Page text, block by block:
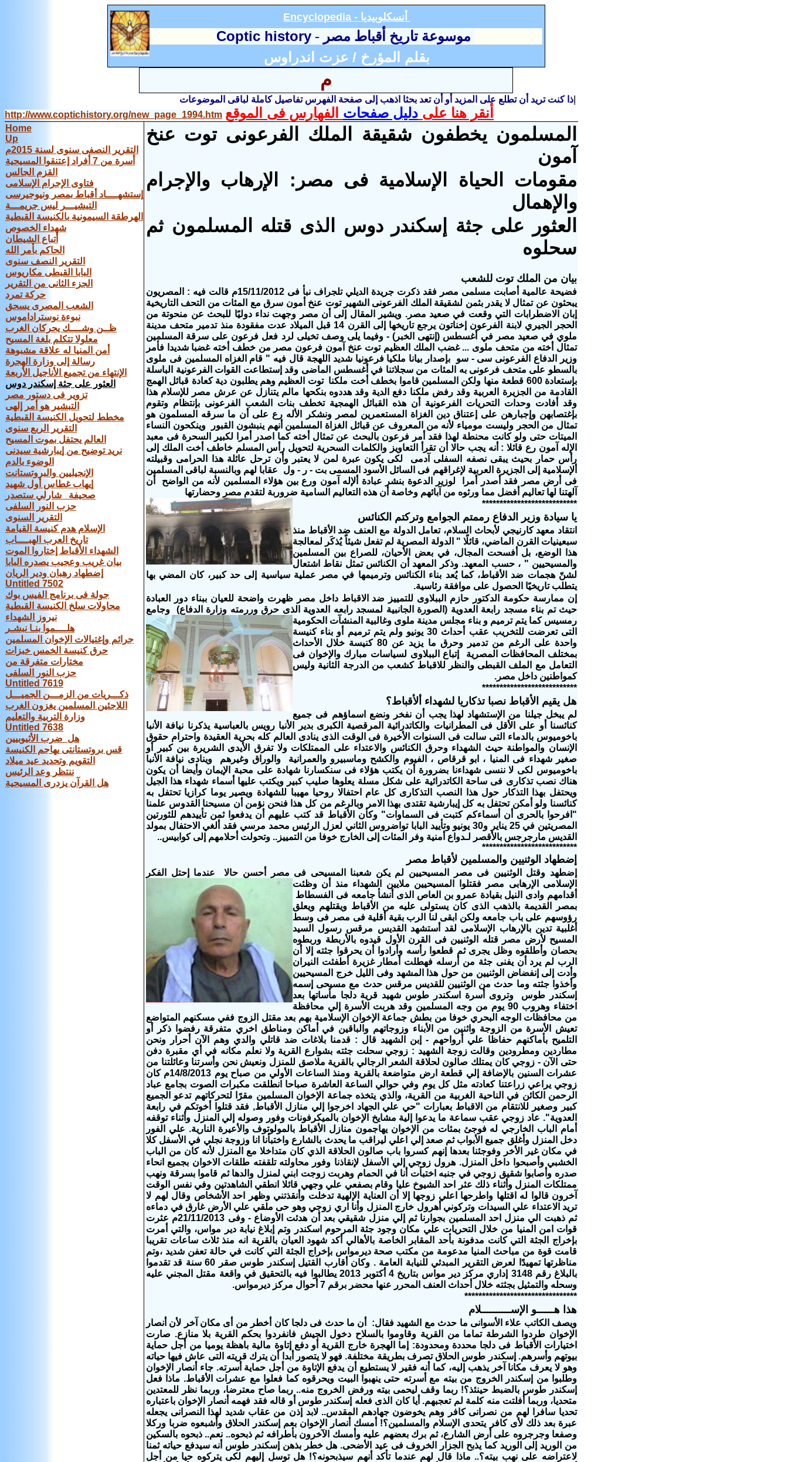
Encyclopedia - أنسكلوبيديا
موسوعة تاريخ أقباط مصر-
Coptic history
بقلم المؤرخ / عزت اندراوس
م
ذا كنت تريد أن تطلع على المزيد أو أن تعد بحثا اذهب إلى صفحة الفهرس تفاصيل كاملة لباقى الموضوعات
أنقر هنا على دليل صفحات الفهارس فى الموقع http://www.coptichistory.org/new_page_1994.htm
Home
Up
التقرير النصفى سنوى لسنة 2015م
أسرة من 7 أفراد إعتنقوا المسيحية
القزم الجالس
فتاوى الإجرام الإسلامى
إستشهــــاد أقباط بمصر ونيوجيرسى
التبشيـــر ليس جريمـــة
الهرطقة السيمونية بالكنيسة القبطية
شهداء الخصوص
أتباع الشيطان
الحاكم بأمر الله
التقرير النصف سنوى
البابا القبطى مكاريوس
الجزء الثانى من التقرير
حركة تمرد
الشعب المصرى يسحق
نبوءة نوستراداموس
ظــن وشــــك يحركان الغرب
معلولا تتكلم بلغة المسيح
أمن المنيا له علاقة مشبوهة
رسالة إلى وزارة الهجرة
الإنتهاء من تجميع الأناجيل الأربعة
العثور على جثة إسكندر دوس
تزوير فى دستور مصر
التبشير هو أمر إلهى
مخطط لتحويل الكنيسة القبطية
التقرير الربع سنوى
العالم يحتفل بموت المسيح
نريد توضيح من إيبارشية سيدنى
الوضوء بالدم
الإنجيليين والبروتستانت
إيهاب غطاس أول شهيد
صحيفة ‫ شارلي ستصدر
حزب النور السلفى
التقرير السنوى
الإسلام هدم كنيسة القيامة
تاريخ العرب الهبــــاب
الشهداء الأقباط إختاروا الموت
بيان غريب وعجيب يصدره البابا
إضطهاد رهبان ودير الريان
Untitled 7502
جولة فى برنامج الفيس بوك
محاولات سلخ الكنيسة القبطية
نيروز الشهداء
هلــــموا بنـا نبشـر
جرائم وإغتيالات الإخوان المسلمين
حرق كنيسة الخمس خبزات
مختارات متفرقة من
حزب النور السلفى
Untitled 7619
ذكـــريات من الزمـــن الجميـــل
اللاجئين المسلمين يغزون الغرب
وزارة التربية والتعليم
Untitled 7638
هل ضرب الأثيوبيين
قس بروتستانتى يهاجم الكنيسة
التقويم وتحديد عيد ميلاد
ننتظر وعد الرئيس
هل القرآن يزدرى المسيحية
المسلمون يخطفون شقيقة الملك الفرعونى توت عنخ
آمون
مقومات الحياة الإسلامية فى مصر: الإرهاب والإجرام
والإهمال
العثور على جثة إسكندر دوس الذى قتله المسلمون ثم
سحلوه
بيان من الملك توت للشعب
فضيحة عالمية أصابت مسلمى مصر فقد ذكرت جريدة
الديلي تلجراف نبأ فى 15/11/2012م قالت فيه : المصريون
يبحثون عن تمثال لا يقدر بثمن لشقيقة الملك الفرعونى الشهير توت عنخ أمون سرق مع المئات من التحف التاريخية
إبان الاضطرابات التي وقعت في صعيد مصر. ويشير المقال إلى أن مصر وجهت نداء دوليًا للبحث عن منحوتة من
الحجر الجيري لابنة الفرعون إخناتون يرجع تاريخها إلى القرن 14 قبل الميلاد عدت مفقودة منذ تدمير متحف مدينة
ملوي في صعيد مصر في أغسطس (إنتهى الخبر) - وفيما يلى وصف تخيلى لرد فعل فرعون على سرقة المسلمين
تمثال أخته من متحف ملوى ... غضب الملك العظيم توت عنخ آمون فرعون مصر من خطف أخته غضبا شديدا فأمر
وزير الدفاع الفرعونى سى - سو بإصدار بيانا ملكيا فرعونيا شديد اللهجة قال فيه " قام الغزاه المسلمين فى ملوى
بالسطو على متحف فرعونى به المئات من سجلاتنا في أغسطس الماضى وقد إستطاعت القوات الفرعونية الباسلة
بإستعادة 600 قطعة منها ولكن المسلمين قاموا بخطف أخت ملكنا توت العظيم وهم يطلبون دية كعادة قبائل الهمج
القادمة من الجزيرة العربية وقد رفض ملكنا دفع الدية وقد هددوه بنكحها مالم يتنازل عن عرش مصر للإسلام هذا
وقد أفادت وحدات التحريات الفرعونية أن هذه القبائل الهمجية تخطف بنات الشعب الفرعونى بإنتظام وتقوم
بإغتصابهن وإجبارهن على إعتناق دين الغزاة المستعمرين لمصر ونشكر الأله رع على أن ما سرقه المسلمون هو
تمثال من الحجر وليست مومياء لأنه من المعروف عن قبائل الغزاة المسلمين أنهم ينبشون القبور وينكحون النساء
الميتات حتى ولو كانت محنطة لهذا فقد أمر فرعون بالبحث عن تمثال أخته كما اصدر أمرا لكبير السحرة فى معبد
الإله آمون رع قائلا : أنه يجب حالا أن تقرأ التعاويز والكلمات السحرية لتحويل رأس المسلم خاطف أخت الملك إلى
رأس حمار بحيث يبقى نصفه السفلى آدمى لكى يكون عبرة لمن لا يعتبر وأن ترحل عائلة هذا الحرامى وقبيلته
ألإسلامية إلى الجزيرة العربية لإغراقهم فى السائل الأسود المسمى بت - ر - ول عقابا لهم وبالنسبة لباقى المسلمين
فى أرض مصر فقد أصدر أمرا لوزير الدعوة بنشر عبادة ألإله آمون ورع بين هؤلاء المسلمين لأنه من الواضح أن
آلهتنا لها تعاليم أفضل مما ورثوه من آبائهم وخاصة أن هذه التعاليم السامية ضروربة لتقدم مصر وحضارتها
***************************
يا سيادة وزير الدفاع رممتم الجوامع وتركتم الكنائس
انتقاد معهد كارنيجي لأبحاث السلام، تعامل الدولة مع العنف ضد الأقباط منذ
سبعينيات القرن الماضي، قائلًا " الدولة المصرية لم تفعل شيئاً يُذكَر لمعالجة
هذا الوضع، بل أفسحت المجال، في بعض الأحيان، للصراع بين المسلمين
والمسيحيين " ، حسب المعهد. وذكر المعهد أن الكنائس تمثل نقاط اشتعال
لشنّ هجمات ضد الأقباط، كما يُعد بناء الكنائس وترميمها في مصر عملية سياسية إلى حد كبير، كان المضي بها
يتطلب تاريخيًا الحصول على موافقة رئاسية.
إن ممارسة حكومة الدكتور حازم الببلاوى للتمييز ضد الاقباط داخل مصر ظهرت واضحة للعيان ببناء دور العبادة
حيث تم بناء مسجد رابعة العدوية (الصورة الجانبية لمسجد رابعه العدوية الذى حرق وررمته وزارة الدفاع) وجامع
رمسيس كما يتم ترميم و بناء مجلس مدينة ملوى وغالبية المنشآت الحكومية
التى تعرضت للتخريب عقب أحداث 30 يونيو ولم يتم ترميم أو بناء كنيسة
واحدة على الرغم من تدمير وحرق ما يزيد عن 80 كنيسة خلال الأحداث
بمختلف المحافظات المصرية إتباع الببلاوى لسياسات مبارك والإخوان فى
التعامل مع الملف القبطى والنظر للاقباط كشعب من الدرجة الثانية وليس
كمواطنين داخل مصر.
***************************
هل يقيم الأقباط نصبا تذكاريا لشهداء ألأقباط؟
لم يبخل جيلنا من الإستشهاد لهذا يجب أن نفخر ونضع اسماؤهم فى جميع
كنائسنا أو على الأقل فى المطرانيات والكاتدرائية المرقصية الكبرى بدير الأنبا رويس بالعباسيةيذكرنا نيافة الأنبا
باخوميوس بالدماء التى سالت فى السنوات الأخيرة فى الوقت الذى ينادى العالم كله بحرية العقيدة واحترام حقوق
الإنسان والمواطنة حيث الشهداء وحرق الكنائس والاعتداء على الممتلكات ولا تفرق الأيدى الشريرة بين كبير أو
صغير شهداء فى المنيا ، ابو قرقاص ، الفيوم والكشح وماسبيرو والعمرانية والوراق وغيرهم وينادى نيافة الأنبا
باخوميوس لكى لا ننسى شهداءنا بضرورة أن يكتب هؤلاء فى سنكسارنا شهادة على محبة الإيمان وأيضا أن يكون
هناك نصب تذكارى فى ساحة الكاتدرائية على شكل مسلة يعلوها صليب كبير ويكتب عليها أسماء شهداء هذا الجيل
ويحتفل بهذا التذكار حول هذا النصب التذكارى كل عام احتفالا روحيا مهيبا للشهادة ويصير يوما كرازيا تحتفل به
كنائسنا ولو أمكن تحتفل به كل إيبارشية تقتدى بهذا الامر وبالرغم من كل هذا فنحن نؤمن أن مسيحنا القدوس علمنا
"افرحوا بالحرى أن أسماءكم كتبت فى السماوات" وكأن الأقباط قد كتب عليهم أن يدفعوا ثمن تأييدهم للثورتين
المصريتين في 25 يناير و30 يونيو وتأييد البابا تواضروس الثاني لعزل الرئيس محمد مرسي فقد ألغي الاحتفال بمولد
القديس مارجرجس بالأقصر لـدواع أمنية وفر المئات إلى الخارج خوفا من التمييز.. وتحولت أحلامهم إلى كوابيس..
***************************
إضطهاد الوثنيين والمسلمين لأقباط مصر
إضطهد وقتل الوثنيين فى مصر المسيحيين لم يكن شعبنا المسيحى فى مصر أحسن حالا عندما إحتل الفكر
الإسلامى الإرهابى مصر فقتلوا المسيحيين ملايين الشهداء منذ أن وظئت
أقدامهم وادى النيل بقيادة عمرو بن العاص الذى أنشأ جامعه فى الفسطاط
بمصر القديمة بالذهب الذى كان يستولى عليه من الأقباط ويقتلهم ويعلق
رؤوسهم على باب جامعه ولكن ابقى لنا الرب بقية أقلية فى مصر فى وسط
أغلبية تدين بالإرهاب الإسلامى لقد أستشهد القديس مرقس رسول السيد
المسيح لأرض مصر قتله الوثنيين فى القرن الأول قيدوه بالأربطة وربطوه
بحصان وأطلقوه وظل يجرى ثم قطعوا رأسه وأرادوا أن يحرقوا جثته إلا أن
الرب لم يرد أن يفنى جثة من أرسله فهطلت أمطار غزيرة أطفئت النيران
وأدت إلى إنفضاض الوثنيين من حول هذا المشهد وفى الليل خرج المسيحيين
وأخذوا جثته وما حدث من الوثنيين للقديس مرقس حدث مع مسيحى إسمه
إسكندر طوس وتروى أسرة اسكندر طوس شهيد قرية دلجا مأساتها بعد
اختفاء وهروب 90 يوم من وجه المسلمين وقد هربت الأسرة إلي محافظة
من محافظات الوجه البحري خوفا من بطش جماعة الإخوان الإسلامية بهم بعد مقتل الزوج ففي مسكنهم المتواضع
تعيش الأسرة من الزوجة واثنين من الأبناء وزوجاتهم والباقين في أماكن ومناطق اخري متفرقة رفضوا ذكر أو
التلميح بأماكنهم حفاظا علي أرواحهم - إبن الشهيد قال : قدمنا بلاغات ضد قاتلي والدي وهم الآن أحرار ونحن
مطاردين ومطرودين وقالت زوجة الشهيد : زوجي سحلت جثته بشوارع القرية ولا نعلم مكانه في أي مقبرة دفن
حتى الآن - زوجي كان يمتلك صالون لحلاقة الشعر الرجالي بالقرية ملاصق للمنزل ونعيش نحن وأسرتنا وعائلتنا من
عشرات السنين بالإضافة إلي قطعة ارض متواضعة بالقرية ومنذ الساعات الأولي من صباح يوم 14/8/2013م كان
زوجي يراعي زراعتنا كعادته مثل كل يوم وفي حوالي الساعة العاشرة صباحا انطلقت مكبرات الصوت بجامع عباد
الرحمن الكائن في الناحية الغربية من القرية، والذي يتخذه جماعة الإخوان المسلمين مقرًا لتحركاتهم تدعو الجميع
كبير وصغير للانتقام من الاقباط بعبارات "حي علي الجهاد اخرجوا إلي منازل الأقباط, فقد قتلوا أخوتكم في رابعة
العدوية". عاد زوجي عقب سماعة ما يدعوا إلية مشايخ الإخوان بالميكرفونات وفور وصوله إلي المنزل وأثناء توقفه
أمام الباب الخارجي له فوجئ بمئات من الإخوان يهاجمون منازل الأقباط بالمولوتوف والأعيرة النارية. علي الفور
دخل المنزل وأغلق جميع الأبواب ثم صعد إلي اعلي ليراقب ما يحدث بالشارع واختبأنا انا وزوجة نجلي في الأسفل كلا
في مكان غير الأخر وفوجئنا بعدها إنهم كسروا باب صالون الحلاقة الذي كان متداخلا مع المنزل لأنه كان من الباب
الخشبي وأصبحوا داخل المنزل. هرول زوجي إلي الأسفل لإنقاذنا وفور محاولته تلقفته طلقات الاخوان بجميع انحاء
صدره وأصابوا شقيق زوجي في جنبه اختبأت أنا في الحمام وهربت زوجت ابني لمنزل والدها ثم قاموا بسرقة ونهب
ممتلكات المنزل وأثناء ذلك عثر احد الشيوخ عليا وقام بصفعي علي وجهي قائلا انطقي الشاهدتين وفي نفس الوقت
آخرون قالوا له اقتلها واطرحها اعلي زوجها إلا أن العناية الإلهية تدخلت وأنقذتني وظهر احد الأشخاص وقال لهم لا
تريد الاعتداء علي السيدات وتركوني أهرول خارج المنزل وأنا اري زوجي وهو حى ملقي علي الأرض غارق في دماءه
ثم ذهبت الي منزل احد المسلمين بجوارنا ثم إلي منزل شقيقي بعد أن هدئت الأوضاع - وفى 21/11/2013م عثرت
قوات امن المنيا من خلال التحريات علي مكان وجود جثة المرحوم اسكندر وتم إبلاغ نيابة دير مواس، والتي أمرت
بإخراج الجثة التي كانت مدفونة بأحد المقابر الخاصة بالأهالي أكد شهود العيان بالقرية انه منذ ثلاث ساعات تقريبا
قامت قوة من مباحث المنيا مدعومة من مكتب صحة ديرمواس بإخراج الجثة التي كانت في حالة تعفن شديد ،وتم
مناظرتها تمهيدًا لعرض التقرير المبدئي للنيابة العامة . وكان أقارب القتيل إسكندر طوس صقر 60 سنة قد تقدموا
بالبلاغ رقم 3148 إداري مركز دير مواس بتاريخ 4 أكتوبر 2013 يطالبوا فيه بالتحقيق في واقعة مقتل المجني عليه
وسحله والتمثيل بجثته خلال أحداث العنف المحرر عنها محضر برقم 7 أحوال مركز ديرمواس.
********************************
هذا هــــــو الإســــــــــلام
ويصف الكاتب علاء الأسوانى ما حدث مع الشهيد فقال: أن ما حدث فى دلجا كان أخطر من أى مكان آخر لأن أنصار
الإخوان طردوا الشرطة تماما من القرية وقاوموا بالسلاح دخول الجيش فانفردوا بحكم القرية بلا منازع. صارت
اختيارات الأقباط فى دلجا محددة ومحدودة: إما الهجرة خارج القرية أو دفع إتاوة مالية باهظة يوميا من أجل حماية
بيوتهم وأسرهم. إسكندر طوس الحلاق تصرف بطريقة مختلفة. فهو لا يتصور أبدا أن يترك قريته التى عاش فيها حياته
وهو لا يعرف مكانا آخر يذهب إليه، كما أنه فقير لا يستطيع أن يدفع الإتاوة من أجل حماية أسرته. جاء أنصار الإخوان
وطلبوا من إسكندر الخروج من بيته مع أسرته حتى ينهبوا البيت ويحرقوه كما فعلوا مع عشرات الأقباط. ماذا فعل
إسكندر طوس بالضبط حينئذ؟! ربما وقف ليحمى بيته ورفض الخروج منه.. ربما صاح معترضا، وربما نظر للمعتدين
متحديا، وربما أفلتت منه كلمة لم تعجبهم. أيا كان الذى فعله إسكندر طوس أو قاله فقد فهمه أنصار الإخوان باعتباره
تحديا سافرا لهم من نصرانى كافر وهم يخوضون جهادهم المقدس.. لابد إذن من عقاب شديد لهذا النصرانى يجعله
عبرة بعد ذلك لأى كافر يتحدى الإسلام والمسلمين؟! أمسك أنصار الإخوان بعم إسكندر الحلاق وأشبعوه ضربا وركلا
وصفعا وجرجروه على أرض الشارع، ثم برك بعضهم عليه وأمسك الآخرون بأطرافه ثم ذبحوه.. نعم.. ذبحوه بالسكين
من الوريد إلى الوريد كما يذبح الجزار الخروف فى عيد الأضحى. هل خطر بذهن إسكندر طوس أنه سيدفع حياته ثمنا
لاعتراضه على نهب بيته؟.. ماذا قال لهم عندما تأكد أنهم سيذبحونه؟! هل توسل إليهم لكى يتركوه حيا من أجل